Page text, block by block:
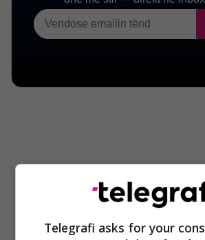
Telegrafi asks for your